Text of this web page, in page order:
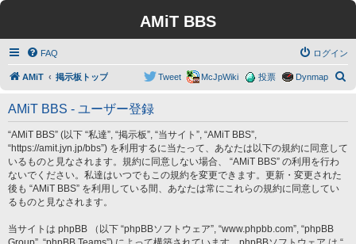
AMiT BBS
FAQ ログイン
AMiT 掲示板トップ Dynmap
投票
McJpWiki
Tweet
AMiT BBS - ユーザー登録
“AMiT BBS” (以下 “私達”, “掲示板”, “当サイト”, “AMiT BBS”,
“https://amit.jyn.jp/bbs”) を利用するに当たって、あなたは以下の規約に同意して
いるものと見なされます。規約に同意しない場合、 “AMiT BBS” の利用を行わ
ないでください。私達はいつでもこの規約を変更できます。更新・変更された
後も “AMiT BBS” を利用している間、あなたは常にこれらの規約に同意してい
るものと見なされます。
当サイトは phpBB （以下 “phpBBソフトウェア”, “www.phpbb.com”, “phpBB